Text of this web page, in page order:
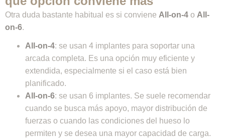
Otra duda bastante habitual es si conviene All-on-4 o All-
on-6.
All-on-4: se usan 4 implantes para soportar una
arcada completa. Es una opción muy eficiente y
extendida, especialmente si el caso está bien
planificado.
All-on-6: se usan 6 implantes. Se suele recomendar
cuando se busca más apoyo, mayor distribución de
fuerzas o cuando las condiciones del hueso lo
permiten y se desea una mayor capacidad de carga.